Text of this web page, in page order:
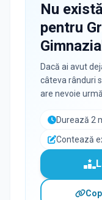
Nu
pentru
Dacă ai avut
câteva rânduri
are nevoie
Durează 2
Contează